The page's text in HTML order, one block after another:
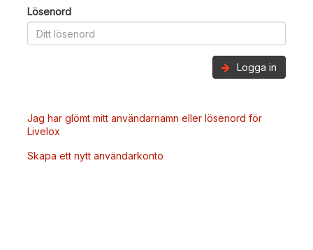
Lösenord
Logga in
Jag har glömt mitt användarnamn eller lösenord för
Livelox
Skapa ett nytt användarkonto